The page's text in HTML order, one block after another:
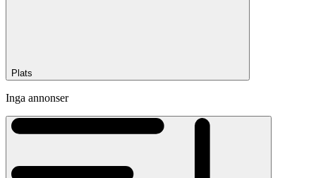
Plats
Inga annonser